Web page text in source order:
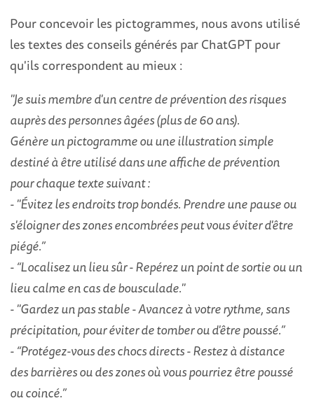
Pour concevoir les pictogrammes, nous avons utilisé
les textes des conseils générés par ChatGPT pour
qu'ils correspondent au mieux :
"Je suis membre d'un centre de prévention des risques
auprès des personnes âgées (plus de 60 ans).
Génère un pictogramme ou une illustration simple
destiné à être utilisé dans une affiche de prévention
pour chaque texte suivant :
- "Évitez les endroits trop bondés. Prendre une pause ou
s'éloigner des zones encombrées peut vous éviter d'être
piégé.”
- “Localisez un lieu sûr - Repérez un point de sortie ou un
lieu calme en cas de bousculade."
- "Gardez un pas stable - Avancez à votre rythme, sans
précipitation, pour éviter de tomber ou d'être poussé.”
- “Protégez-vous des chocs directs - Restez à distance
des barrières ou des zones où vous pourriez être poussé
ou coincé.”